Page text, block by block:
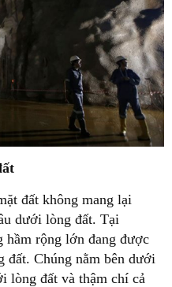
đất không mang lại
dưới lòng đất. Tại
hầm rộng lớn đang được
đất. Chúng nằm bên dưới
lòng đất và thậm chí cả